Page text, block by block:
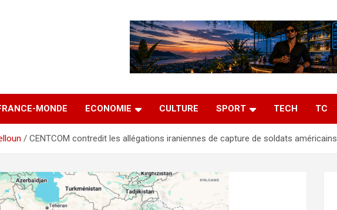
MONDE ECONOMIE CULTURE SPORT TECH TC
CENTCOM contredit les allégations iraniennes de capture de soldats américains